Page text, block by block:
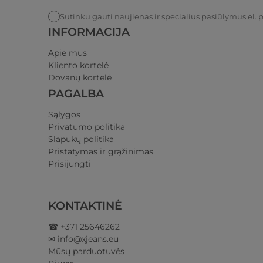
Sutinku gauti naujienas ir specialius pasiūlymus el.
INFORMACIJA
Apie mus
Kliento kortelė
Dovanų kortelė
PAGALBA
Sąlygos
Privatumo politika​
Slapukų politika
Pristatymas ir grąžinimas​
Prisijungti​
KONTAKTINĖ
☎ +371 25646262
✉ info@xjeans.eu
Mūsų parduotuvės